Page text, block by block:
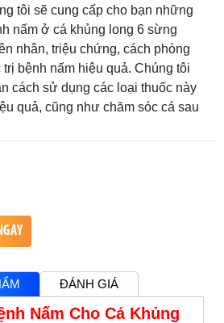
tôi sẽ cung cấp cho bạn những
nấm ở cá khủng long 6 sừng
nhân, triệu chứng, cách phòng
bệnh nấm hiệu quả. Chúng tôi
cách sử dụng các loại thuốc này
quả, cũng như chăm sóc cá sau
ĐÁNH GIÁ
Nấm Cho Cá Khủng